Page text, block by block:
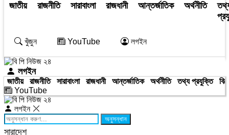
জাতীয় রাজনীতি সারাবাংলা রাজধানী আন্তর্জাতিক অর্থনীতি
খুঁজুন YouTube লগইন
লগইন
জাতীয় রাজনীতি সারাবাংলা রাজধানী আন্তর্জাতিক অর্থনীতি তথ্য প্রযুক্তি
YouTube
লগইন
অনুসন্ধান
সারাদেশ